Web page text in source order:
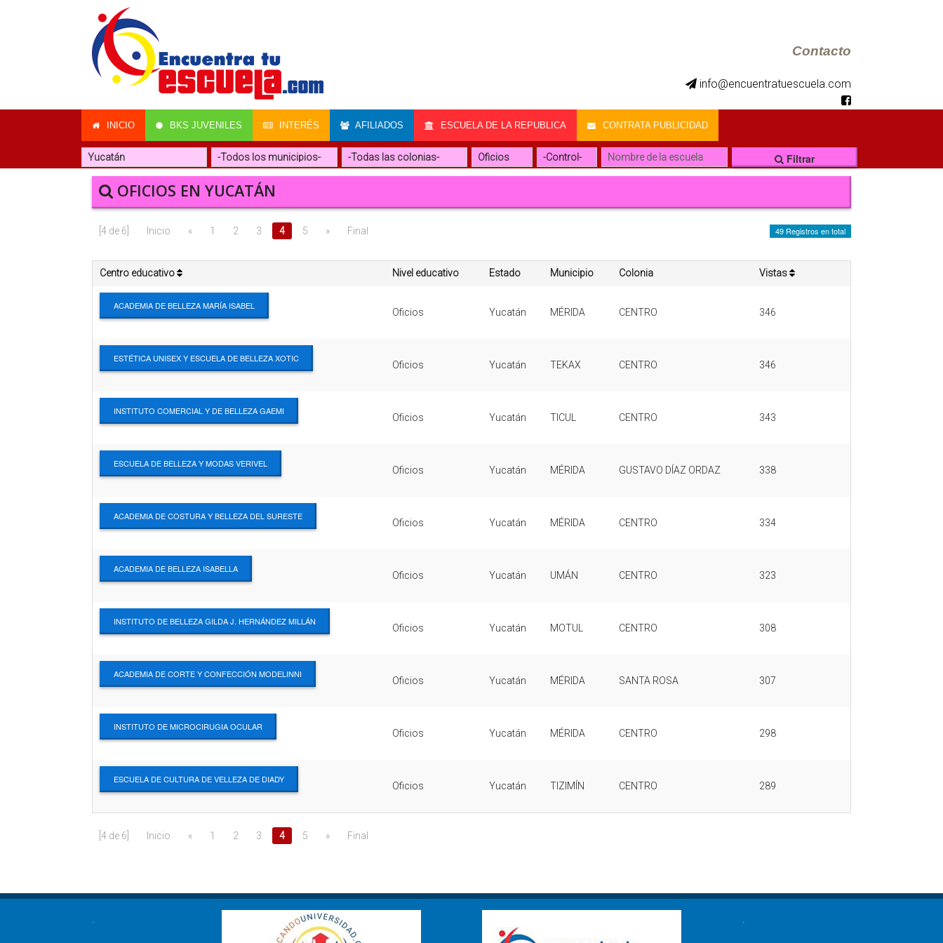
Contacto
info@encuentratuescuela.com
INICIO BKS JUVENILES INTERÉS AFILIADOS ESCUELA DE LA REPUBLICA CONTRATA PUBLICIDAD
Filtrar
OFICIOS EN YUCATÁN
[4 de 6] Inicio « 1 2 3 4 5 » Final 49 Registros en total
Centro educativo Nivel educativo Estado Municipio Colonia Vistas
ACADEMIA DE BELLEZA MARÍA ISABEL
Oficios Yucatán MÉRIDA CENTRO 346
ESTÉTICA UNISEX Y ESCUELA DE BELLEZA XOTIC
Oficios Yucatán TEKAX CENTRO 346
INSTITUTO COMERCIAL Y DE BELLEZA GAEMI
Oficios Yucatán TICUL CENTRO 343
ESCUELA DE BELLEZA Y MODAS VERIVEL
Oficios Yucatán MÉRIDA GUSTAVO DÍAZ ORDAZ 338
ACADEMIA DE COSTURA Y BELLEZA DEL SURESTE
Oficios Yucatán MÉRIDA CENTRO 334
ACADEMIA DE BELLEZA ISABELLA
Oficios Yucatán UMÁN CENTRO 323
INSTITUTO DE BELLEZA GILDA J. HERNÁNDEZ MILLÁN
Oficios Yucatán MOTUL CENTRO 308
ACADEMIA DE CORTE Y CONFECCIÓN MODELINNI
Oficios Yucatán MÉRIDA SANTA ROSA 307
INSTITUTO DE MICROCIRUGIA OCULAR
Oficios Yucatán MÉRIDA CENTRO 298
ESCUELA DE CULTURA DE VELLEZA DE DIADY
Oficios Yucatán TIZIMÍN CENTRO 289
[4 de 6] Inicio « 1 2 3 4 5 » Final
. .